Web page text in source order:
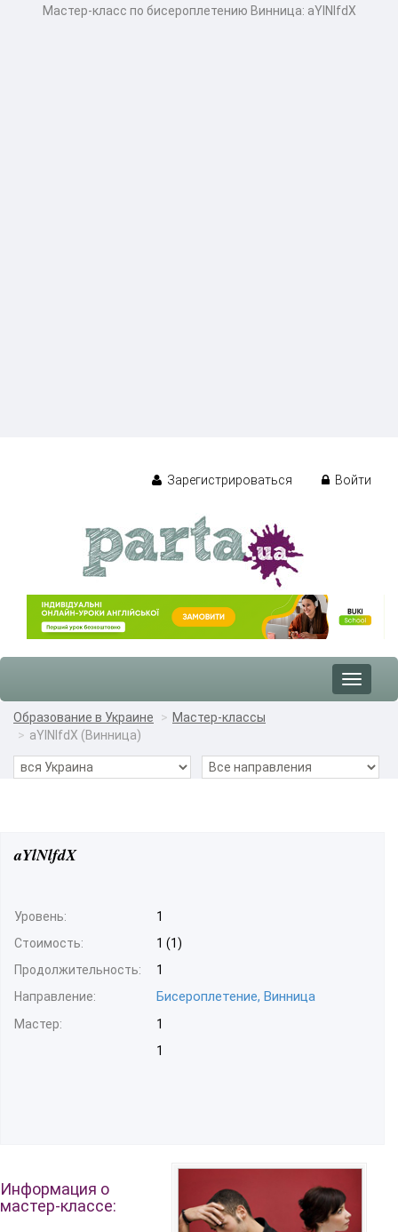
Мастер-класс по бисероплетению Винница: aYlNlfdX
Зарегистрироваться Войти
Toggle
Образование в Украине
Мастер-классы
aYlNlfdX (Винница)
aYlNlfdX
Уровень:
1
Стоимость:
1 (1)
Продолжительность:
1
Направление:
Бисероплетение, Винница
Мастер:
1
1
Информация о
мастер-классе: